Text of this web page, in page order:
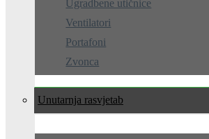
Ugradbene utičnice
Ventilatori
Portafoni
Zvonca
Unutarnja rasvjeta